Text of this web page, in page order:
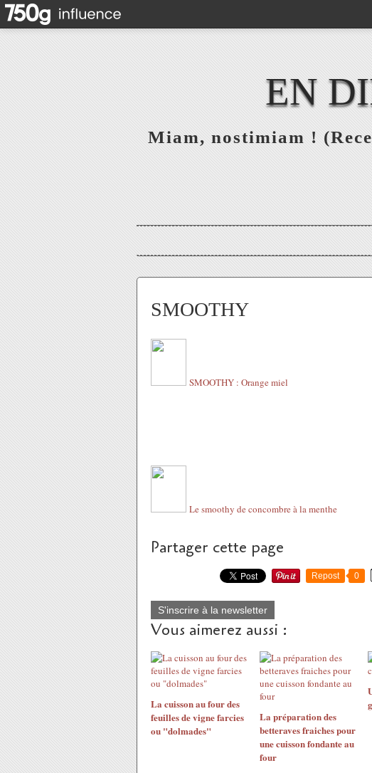
EN
Miam, nostimiam !
SMOOTHY
SMOOTHY : Orange miel
Le smoothy de concombre à la menthe
Partager cette page
Repost 0
S'inscrire à la newsletter
Vous aimerez aussi :
La cuisson au four des
feuilles de vigne farcies
ou "dolmades"
La préparation des
betteraves fraiches pour
une cuisson fondante au
four